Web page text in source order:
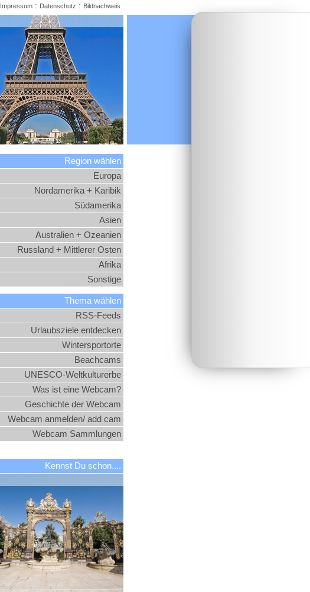
Region wählen
Europa
Nordamerika + Karibik
Südamerika
Asien
Australien + Ozeanien
Russland + Mittlerer Osten
Afrika
Sonstige
Thema wählen
RSS-Feeds
Urlaubsziele entdecken
Wintersportorte
Beachcams
UNESCO-Weltkulturerbe
Was ist eine Webcam?
Geschichte der Webcam
Webcam anmelden/ add cam
Webcam Sammlungen
Kennst Du schon....
Impressum: Datenschutz : Bildnachweis